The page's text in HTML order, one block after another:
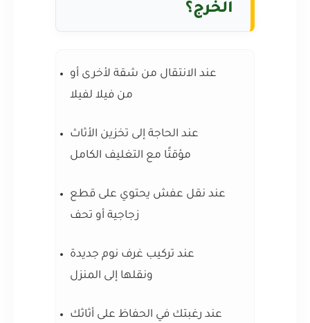
الخرج؟
عند الانتقال من شقة لأخرى أو
من فيلا لفيلا
عند الحاجة إلى تخزين الأثاث
مؤقتًا مع التغليف الكامل
عند نقل عفش يحتوي على قطع
زجاجية أو تحف
عند تركيب غرف نوم جديدة
ونقلها إلى المنزل
عند رغبتك في الحفاظ على أثاثك